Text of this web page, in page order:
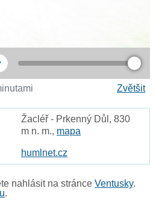
Zvětšit
Žacléř - Prkenný Důl, 830
m n. m., mapa
humlnet.cz
nahlásit na stránce Ventusky.
.